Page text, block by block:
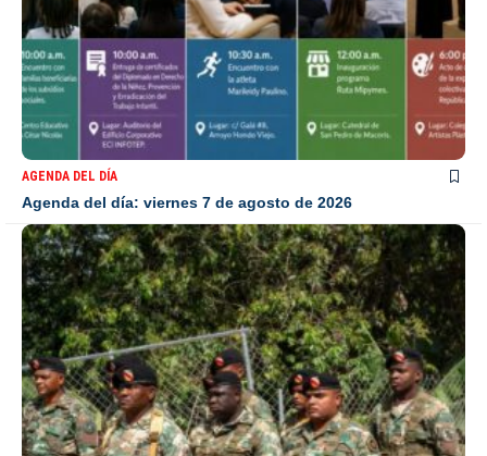
AGENDA DEL DÍA
Agenda del día: viernes 7 de agosto de 2026